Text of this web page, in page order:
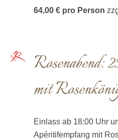
64,00 € pro Person
Rosenabend:
mit
Einlass ab 18:00 Uhr
Apéritifempfang mit